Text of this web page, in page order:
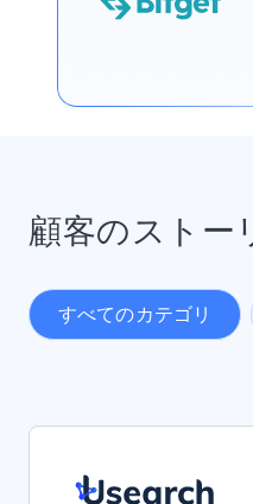
顧客のストー
すべてのカテゴリ